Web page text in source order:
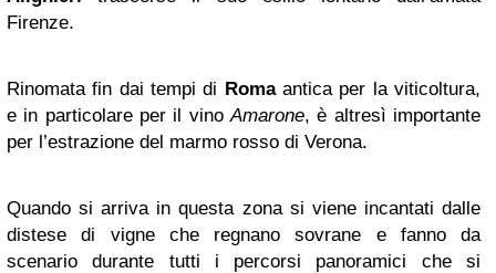
Firenze.
Rinomata fin dai tempi di Romaantica per la viticoltura,
e in particolare per il vinoAmarone, è altresì importante
per l’estrazione del marmo rosso di Verona.
Quando si arriva in questa zona si viene incantati dalle
distese di vigne che regnano sovrane e fanno da
scenario durante tutti i percorsi panoramici che si